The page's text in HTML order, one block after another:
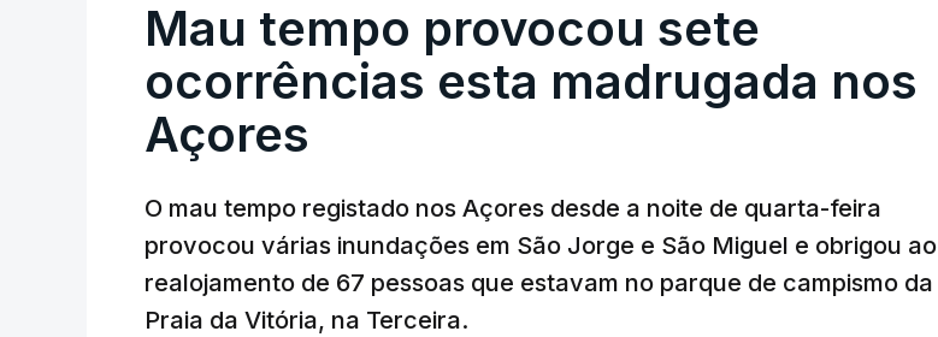
Mau tempo provocou sete
ocorrências esta madrugada nos
Açores
O mau tempo registado nos Açores desde a noite de quarta-feira
provocou várias inundações em São Jorge e São Miguel e obrigou ao
realojamento de 67 pessoas que estavam no parque de campismo da
Praia da Vitória, na Terceira.